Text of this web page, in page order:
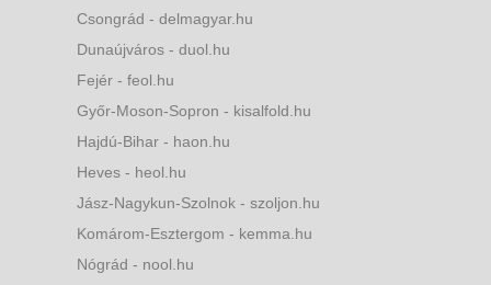
Csongrád - delmagyar.hu
Dunaújváros - duol.hu
Fejér - feol.hu
Győr-Moson-Sopron - kisalfold.hu
Hajdú-Bihar - haon.hu
Heves - heol.hu
Jász-Nagykun-Szolnok - szoljon.hu
Komárom-Esztergom - kemma.hu
Nógrád - nool.hu